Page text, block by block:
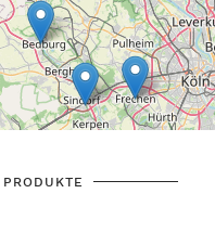
PRODUKTE